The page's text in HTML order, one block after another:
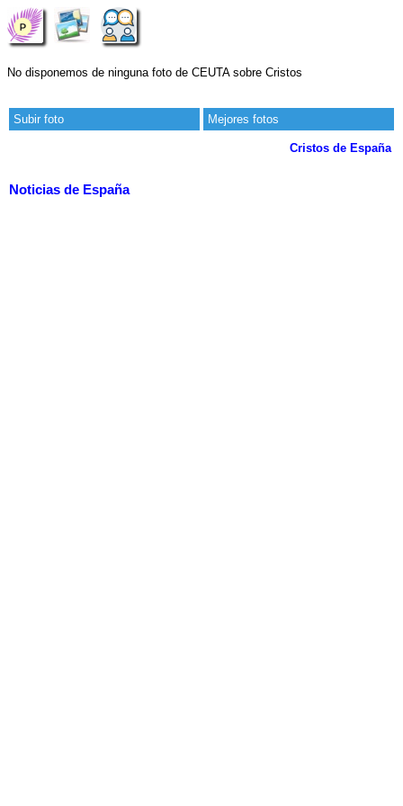
No disponemos de ninguna foto de CEUTA sobre Cristos
Subir foto Mejores fotos
Cristos de España
Noticias de España